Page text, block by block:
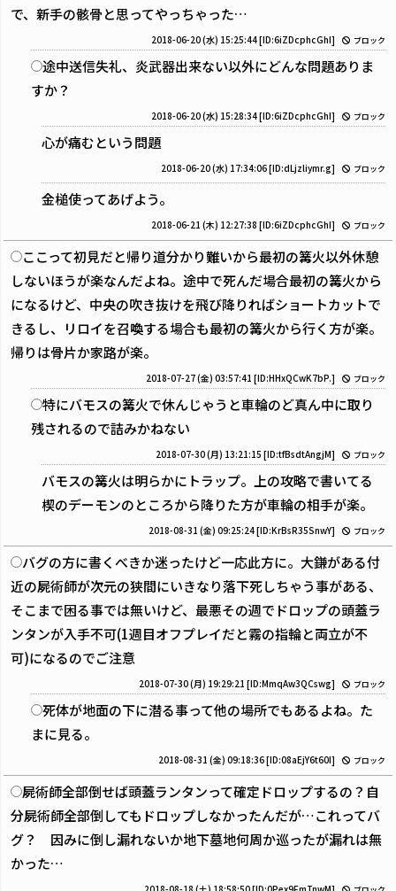
で、新手の骸骨と思ってやっちゃった…
2018-06-20 (水) 15:25:44[ID:6iZDcphcGhI] ブロック
途中送信失礼、炎武器出来ない以外にどんな問題ありま
すか？
2018-06-20 (水) 15:28:34[ID:6iZDcphcGhI] ブロック
心が痛むという問題
2018-06-20 (水) 17:34:06[ID:dLjzliymr.g] ブロック
金槌使ってあげよう。
2018-06-21 (木) 12:27:38 [ID:6iZDcphcGhI] ブロック
ここって初見だと帰り道分かり難いから最初の篝火以外休憩
しないほうが楽なんだよね。途中で死んだ場合最初の篝火から
になるけど、中央の吹き抜けを飛び降りればショートカットで
きるし、リロイを召喚する場合も最初の篝火から行く方が楽。
帰りは骨片か家路が楽。
2018-07-27 (金) 03:57:41 [ID:HHxQCwK7bP.] ブロック
特にバモスの篝火で休んじゃうと車輪のど真ん中に取り
残されるので詰みかねない
2018-07-30 (月) 13:21:15 [ID:tfBsdtAngjM] ブロック
バモスの篝火は明らかにトラップ。上の攻略で書いてる
楔のデーモンのところから降りた方が車輪の相手が楽。
2018-08-31 (金) 09:25:24[ID:KrBsR35SnwY] ブロック
バグの方に書くべきか迷ったけど一応此方に。大鎌がある付
近の屍術師が次元の狭間にいきなり落下死しちゃう事がある、
そこまで困る事では無いけど、最悪その週でドロップの頭蓋ラ
ンタンが入手不可(1週目オフプレイだと霧の指輪と両立が不
可)になるのでご注意
2018-07-30 (月) 19:29:21 [ID:MmqAw3QCswg] ブロック
死体が地面の下に潜る事って他の場所でもあるよね。た
まに見る。
2018-08-31 (金) 09:18:36[ID:08aEjY6t60I] ブロック
屍術師全部倒せば頭蓋ランタンって確定ドロップするの？自
分屍術師全部倒してもドロップしなかったんだが…これってバ
グ？ 因みに倒し漏れないか地下墓地何周か巡ったが漏れは無
かった…
2018-08-18 (土) 18:58:50[ID:0Pex9FmTnwM]